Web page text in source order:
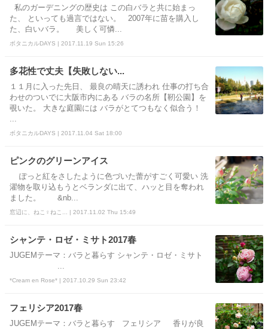
私のガーデニングの歴史は この白バラと共に始まっ
た、 といっても過言ではない。 2007年に苗を購入し
た、白いバラ。 美しく可憐...
ボタニカルDAYS | 2017.11.19 Sun 15:26
多花性で丈夫【失敗しない...
１１月に入った先日、 最良の晴天に誘われ 仕事の打ち合
わせのついでに大阪市内にある バラの名所【靭公園】を
覗いた。 大きな庭園には バラがとてつもなく似合う！
ボタニカルDAYS | 2017.11.04 Sat 18:00
ピンクのグリーンアイス
ぽっと紅をさしたように色づいた蕾がすごく可愛い 洗
濯物を取り込もうとベランダに出て、ハッと目を奪われ
ました。 &nb...
窓辺に、ねこ♀ねこ... | 2017.11.02 Thu 15:49
シャンテ・ロゼ・ミサト2017春
JUGEMテーマ：バラと暮らす シャンテ・ロゼ・ミサト
*Cream en Rose* | 2017.10.29 Sun 23:42
フェリシア2017春
JUGEMテーマ：バラと暮らす フェリシア 香りが良